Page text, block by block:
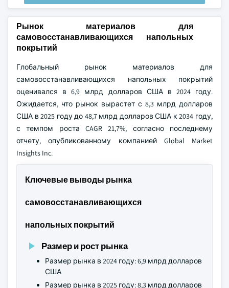
Рынок материалов для
самовосстанавливающихся напольных
покрытий
Глобальный рынок материалов для
самовосстанавливающихся напольных покрытий
оценивался в 6,9 млрд долларов США в 2024 году.
Ожидается, что рынок вырастет с 8,3 млрд долларов
США в 2025 году до 48,7 млрд долларов США к 2034 году,
с темпом роста CAGR 21,7%, согласно последнему
отчету, опубликованному компанией Global Market
Insights Inc.
Ключевые выводы рынка
самовосстанавливающихся
напольных покрытий
Размер и рост рынка
Размер рынка в 2024 году: 6,9 млрд долларов
США
Размер рынка в 2025 году: 8,3 млрд долларов